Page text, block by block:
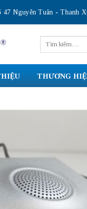
47 Nguyễn Tuân - Thanh
kiếm:
THƯƠNG